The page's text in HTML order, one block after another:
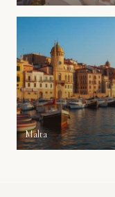
Malta